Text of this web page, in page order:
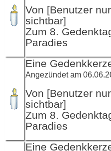
Von [Benutzer
sichtbar]
Zum 8.
Paradies
Eine
Angezündet am
Von [Benutzer
sichtbar]
Zum 8.
Paradies
Eine